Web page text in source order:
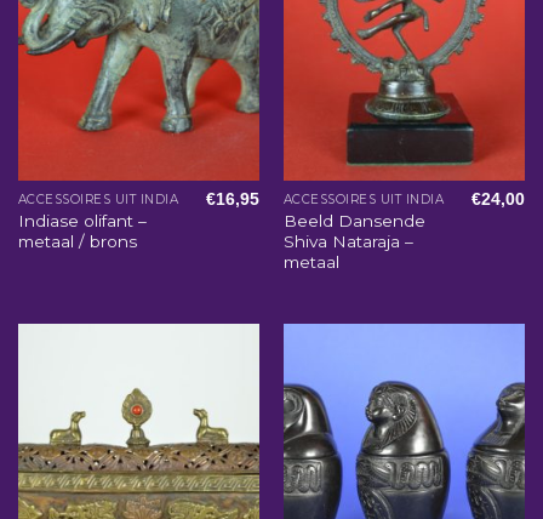
ACCESSOIRES UIT INDIA
Indiase olifant –
metaal / brons
€16,95 ACCESSOIRES UIT INDIA
Beeld Dansende
Shiva Nataraja –
metaal
€24,00